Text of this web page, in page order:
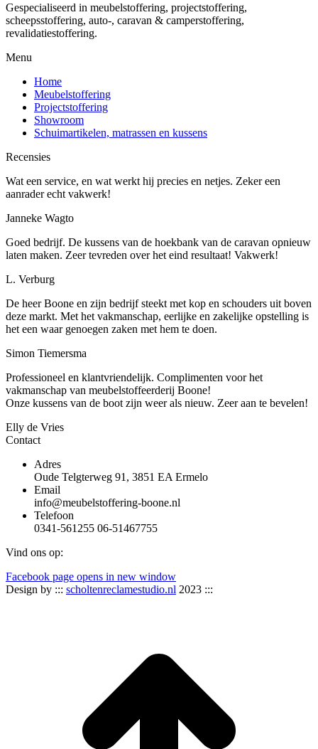
Gespecialiseerd in meubelstoffering, projectstoffering,
scheepsstoffering, auto-, caravan & camperstoffering,
revalidatiestoffering.
Menu
Home
Meubelstoffering
Projectstoffering
Showroom
Schuimartikelen, matrassen en kussens
Recensies
Wat een service, en wat werkt hij precies en netjes. Zeker een
aanrader echt vakwerk!
Janneke Wagto
Goed bedrijf. De kussens van de hoekbank van de caravan opnieuw
laten maken. Zeer tevreden over het eind resultaat! Vakwerk!
L. Verburg
De heer Boone en zijn bedrijf steekt met kop en schouders uit boven
deze markt. Met het vakmanschap, eerlijke en zakelijke opstelling is
het een waar genoegen zaken met hem te doen.
Simon Tiemersma
Professioneel en klantvriendelijk. Complimenten voor het
vakmanschap van meubelstoffeerderij Boone!
Onze kussens van de boot zijn weer als nieuw. Zeer aan te bevelen!
Elly de Vries
Contact
Adres
Oude Telgterweg 91, 3851 EA Ermelo
Email
info@meubelstoffering-boone.nl
Telefoon
0341-561255 06-51467755
Vind ons op:
Facebook page opens in new window
Design by ::: scholtenreclamestudio.nl 2023 :::